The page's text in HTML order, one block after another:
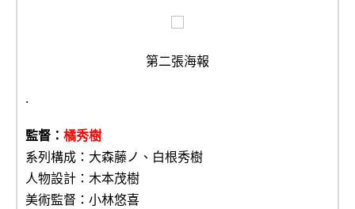
第二張海報
.
監督： 橘秀樹
系列構成：大森藤ノ、白根秀樹
人物設計：木本茂樹
美術監督：小林悠喜